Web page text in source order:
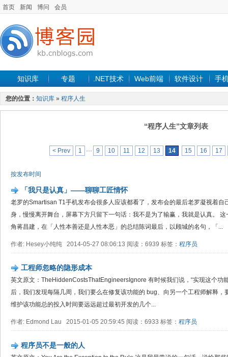
首页 新闻 博问 会员
知识库 专题 .NET技术 Web前端 软件设计 手
您的位置： 知识库 » 程序人生
“程序人生”文章列表
< Prev 1 ··· 9 10 11 12 13 14 15 16 17
按发布时间
「我只是认真」——聊聊工匠情怀
老罗的Smartisan T1手机发布会很多人应该都看了，发布会的最后老罗凝视着自
身，慢慢离开舞台，屏幕下方只留下一句话：我不是为了输赢，我就是认真。
角蒋昌建，在「人性本善还是人性本恶」的总结陈词最后，以顾城的名句，「...
作者: Hesey小纯纯 2014-05-27 08:06:13 阅读：6939 标签： 程序员
工程师忽略的隐形成本
英文原文：TheHiddenCostsThatEngineersIgnore 有时候我们说，“实现这个功
后，我们发现每隔几周，我们要么在修复该功能的 bug、向另一个工程师解释
维护该功能总的投入时间要远远超过最初开发的几个...
作者: Edmond Lau 2015-01-05 20:59:45 阅读：6933 标签： 程序员
程序员不是一般的人